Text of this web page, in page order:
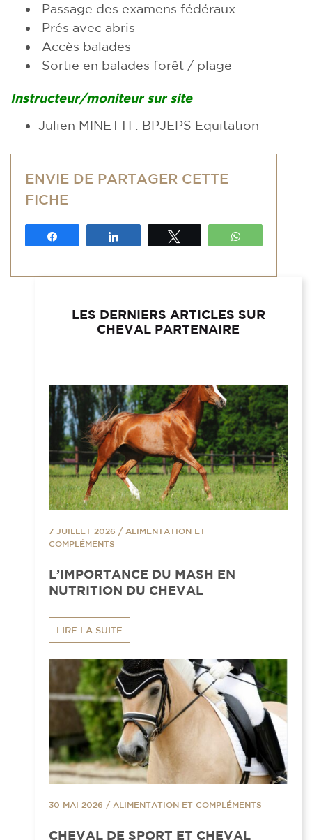
Passage des examens fédéraux
Prés avec abris
Accès balades
Sortie en balades forêt / plage
Instructeur/moniteur sur site
Julien MINETTI : BPJEPS Equitation
ENVIE DE PARTAGER CETTE
FICHE
LES DERNIERS ARTICLES SUR
CHEVAL PARTENAIRE
7 JUILLET 2026 / ALIMENTATION ET
COMPLÉMENTS
L’IMPORTANCE DU MASH EN
NUTRITION DU CHEVAL
LIRE LA SUITE
30 MAI 2026 / ALIMENTATION ET COMPLÉMENTS
CHEVAL DE SPORT ET CHEVAL